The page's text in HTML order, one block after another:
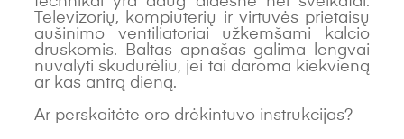
Televizorių, kompiuterių ir virtuvės prietaisų
aušinimo ventiliatoriai užkemšami kalcio
druskomis. Baltas apnašas galima lengvai
nuvalyti skudurėliu, jei tai daroma kiekvieną
ar kas antrą dieną.
Ar perskaitėte oro drėkintuvo instrukcijas?